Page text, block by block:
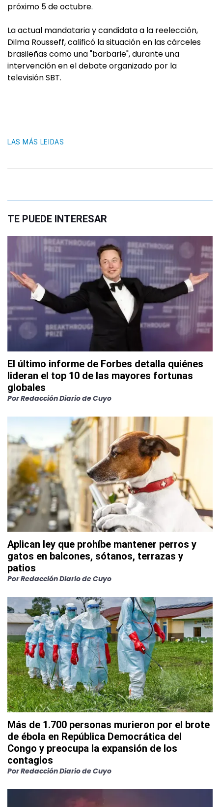
próximo 5 de octubre.
La actual mandataria y candidata a la reelección,
Dilma Rousseff, calificó la situación en las cárceles
brasileñas como una "barbarie", durante una
intervención en el debate organizado por la
televisión SBT.
LAS MÁS LEIDAS
TE PUEDE INTERESAR
El último informe de Forbes detalla quiénes
lideran el top 10 de las mayores fortunas
globales
PorRedacción Diario de Cuyo
Aplican ley que prohíbe mantener perros y
gatos en balcones, sótanos, terrazas y
patios
PorRedacción Diario de Cuyo
Más de 1.700 personas murieron por el brote
de ébola en República Democrática del
Congo y preocupa la expansión de los
contagios
PorRedacción Diario de Cuyo